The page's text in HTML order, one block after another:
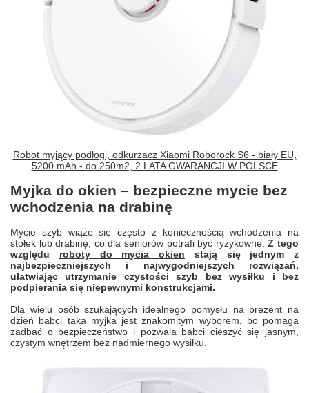
Robot myjący podłogi, odkurzacz Xiaomi Roborock S6 - biały EU,
5200 mAh - do 250m2, 2 LATA GWARANCJI W POLSCE
Myjka do okien – bezpieczne mycie bez
wchodzenia na drabinę
Mycie szyb wiąże się często z koniecznością wchodzenia na
stołek lub drabinę, co dla seniorów potrafi być ryzykowne.Z tego
względu roboty do mycia okien stają się jednym z
najbezpieczniejszych i najwygodniejszych rozwiązań,
ułatwiając utrzymanie czystości szyb bez wysiłku i bez
podpierania się niepewnymi konstrukcjami.
Dla wielu osób szukających idealnego pomysłu na prezent na
dzień babci taka myjka jest znakomitym wyborem, bo pomaga
zadbać o bezpieczeństwo i pozwala babci cieszyć się jasnym,
czystym wnętrzem bez nadmiernego wysiłku.